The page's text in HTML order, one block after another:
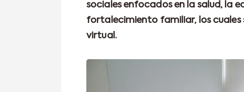
sociales enfocados en la salud, la
fortalecimiento familiar, los cuales
virtual.